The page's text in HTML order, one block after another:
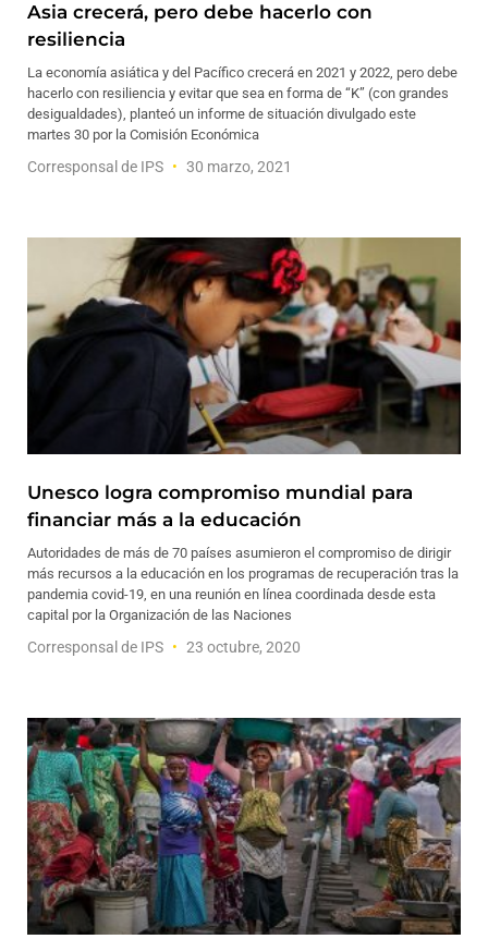
Asia crecerá, pero debe hacerlo con
resiliencia
La economía asiática y del Pacífico crecerá en 2021 y 2022, pero debe
hacerlo con resiliencia y evitar que sea en forma de “K” (con grandes
desigualdades), planteó un informe de situación divulgado este
martes 30 por la Comisión Económica
Corresponsal de IPS 30 marzo, 2021
Unesco logra compromiso mundial para
financiar más a la educación
Autoridades de más de 70 países asumieron el compromiso de dirigir
más recursos a la educación en los programas de recuperación tras la
pandemia covid-19, en una reunión en línea coordinada desde esta
capital por la Organización de las Naciones
Corresponsal de IPS 23 octubre, 2020